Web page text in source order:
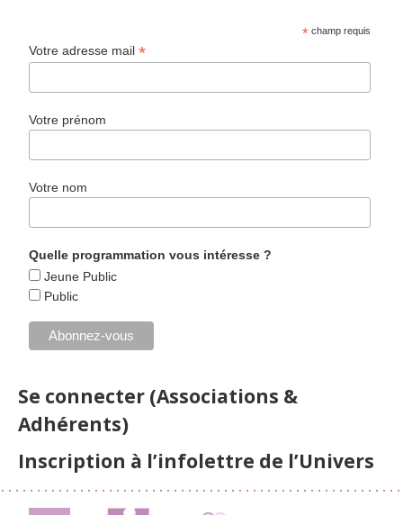
* champ requis
Votre adresse mail*
Votre prénom
Votre nom
Quelle programmation vous intéresse ?
Jeune Public
Public
Se connecter (Associations &
Adhérents)
Inscription à l’infolettre de l’Univers